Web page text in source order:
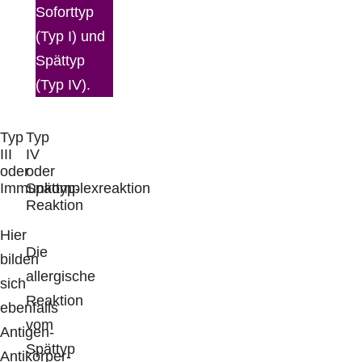
Soforttyp
(Typ I) und
Spättyp
(Typ IV).
Typ
III
oder
Immunkomplexreaktion
Hier
bilden
sich
ebenfalls
Antigen-
Antikörper-
Typ
IV
oder
Spättyp-
Reaktion
Die
allergische
Reaktion
vom
Spättyp